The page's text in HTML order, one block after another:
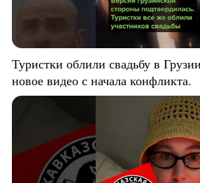
Туристки облили свадьбу в
новое видео с начала конфликта.